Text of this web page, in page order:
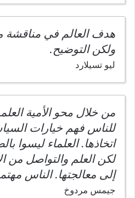
هدف العالم في مناقشة
ولكن التوضيح.
ليو تسيلارد
من خلال محو الأمية
للناس فهم خيارات
اتخاذها. العلماء ليسوا
لكن العلم والتواصل من
إلى معالجتها. الناس
جيمس مردوخ